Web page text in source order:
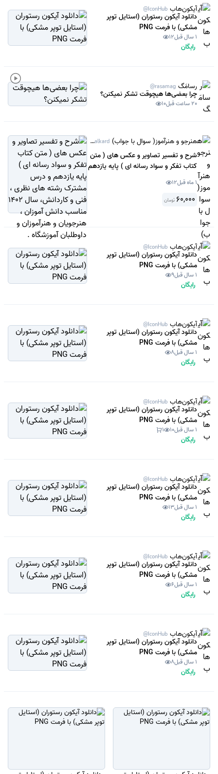
آیکون‌هاب @IconHub
دانلود آیکون رستوران (استایل توپر
مشکی) با فرمت PNG
1 سال قبل 12
رایگان
رسامَگ @rasamag
چرا بعضی‌ها هیچوقت تشکر نمیکنن؟
20 ساعت قبل 10
هنرجو و هنرآموز( سوال با جواب) @Sanjeshamalkard
شرح و تفسیر تصاویر و عکس های ( متن
کتاب تفکر و سواد رسانه ای ) پایه یازدهم
و درس مشترک رشته های نظری ، فنی و
، هنرجویان و هنرآموزان و داوطلبان
1 ماه قبل 12
60,000 تومان
آیکون‌هاب @IconHub
دانلود آیکون رستوران (استایل توپر
مشکی) با فرمت PNG
1 سال قبل 9
رایگان
آیکون‌هاب @IconHub
دانلود آیکون رستوران (استایل توپر
مشکی) با فرمت PNG
1 سال قبل 8
رایگان
آیکون‌هاب @IconHub
دانلود آیکون رستوران (استایل توپر
مشکی) با فرمت PNG
1 سال قبل 10
1
رایگان
آیکون‌هاب @IconHub
دانلود آیکون رستوران (استایل توپر
مشکی) با فرمت PNG
1 سال قبل 13
رایگان
آیکون‌هاب @IconHub
دانلود آیکون رستوران (استایل توپر
مشکی) با فرمت PNG
1 سال قبل 6
رایگان
آیکون‌هاب @IconHub
دانلود آیکون رستوران (استایل توپر
مشکی) با فرمت PNG
1 سال قبل 8
رایگان